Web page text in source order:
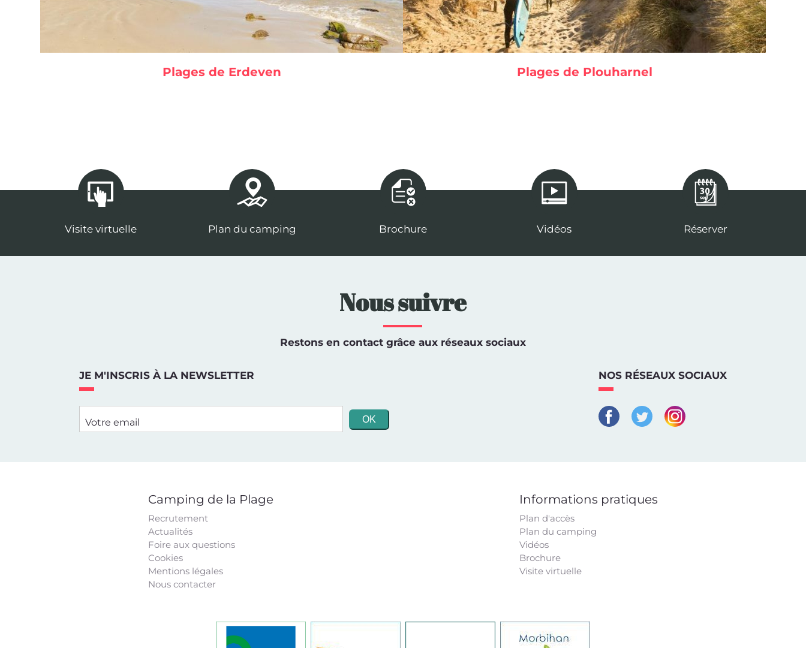
Plages de Erdeven Plages de Plouharnel
Visite virtuelle Plan du camping Brochure Vidéos Réserver
Nous suivre
Restons en contact grâce aux réseaux sociaux
JE M'INSCRIS À LA NEWSLETTER
Votre email
NOS RÉSEAUX SOCIAUX
Camping de la Plage
Recrutement
Actualités
Foire aux questions
Cookies
Mentions légales
Nous contacter
Informations pratiques
Plan d'accès
Plan du camping
Vidéos
Brochure
Visite virtuelle